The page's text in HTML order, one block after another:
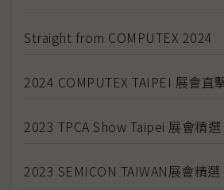
Straight from COMPUTEX 2024
2024 COMPUTEX TAIPEI 展會直
2023 TPCA Show Taipei 展會精選
2023 SEMICON TAIWAN展會精選